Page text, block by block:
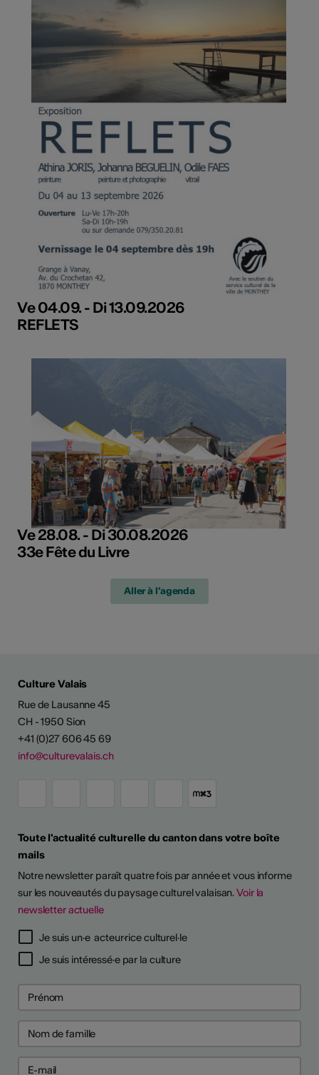
Ve 04.09. - Di 13.09.2026
REFLETS
Ve 28.08. - Di 30.08.2026
33e Fête du Livre
Aller à l'agenda
Culture Valais
Rue de Lausanne 45
CH - 1950 Sion
+41 (0)27 606 45 69
info@culturevalais.ch
Toute l'actualité culturelle du canton dans votre boîte
mails
Notre newsletter paraît quatre fois par année et vous informe
sur les nouveautés du paysage culturel valaisan.Voir la
newsletter actuelle
Je suis un·e acteur·rice culturel·le
Je suis intéressé·e par la culture